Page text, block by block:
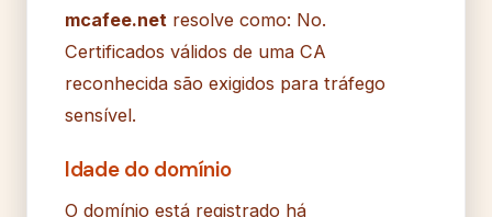
mcafee.net resolve como: No.
Certificados válidos de uma CA
reconhecida são exigidos para tráfego
sensível.
Idade do domínio
O domínio está registrado há